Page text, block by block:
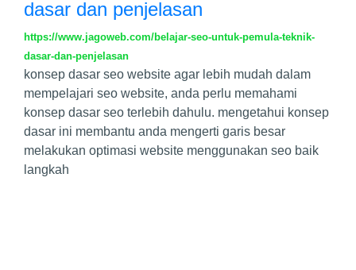
dasar dan penjelasan
https://www.jagoweb.com/belajar-seo-untuk-pemula-teknik-
dasar-dan-penjelasan
konsep dasar seo website agar lebih mudah dalam
mempelajari seo website, anda perlu memahami
konsep dasar seo terlebih dahulu. mengetahui konsep
dasar ini membantu anda mengerti garis besar
melakukan optimasi website menggunakan seo baik
langkah